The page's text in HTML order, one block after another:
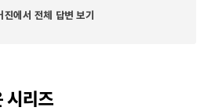
장단점이 있죠. 짧은 시간에 인물
진에서 전체 답변 보기
시리즈